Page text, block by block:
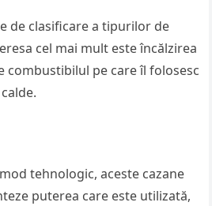
de clasificare a tipurilor de
cel mai mult este încălzirea
combustibilul pe care îl folosesc
tehnologic, aceste cazane
puterea care este utilizată,